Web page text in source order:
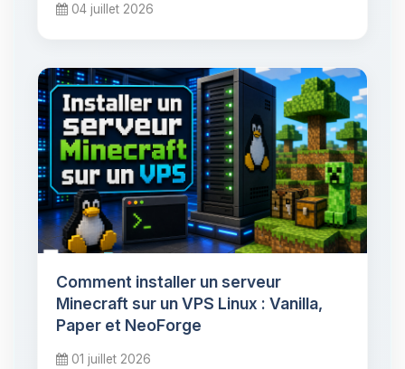
04 juillet 2026
Comment installer un serveur
Minecraft sur un VPS Linux : Vanilla,
Paper et NeoForge
01 juillet 2026